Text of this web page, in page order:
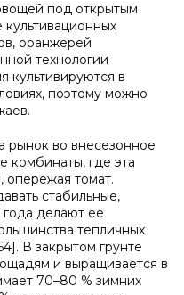
под открытым
оранжерей
технологии
культивируются в
поэтому можно
рынок во внесезонное
комбинаты, где эта
опережая томат.
стабильные,
делают ее
тепличных
В закрытом грунте
и выращивается в
70–80 % зимних